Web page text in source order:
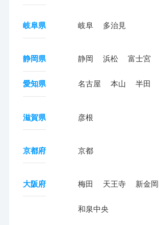
岐阜県 岐阜 多治見
静岡県 静岡 浜松 富士宮
愛知県 名古屋 本山 半田
滋賀県 彦根
京都府 京都
大阪府 梅田 天王寺 新金岡
和泉中央